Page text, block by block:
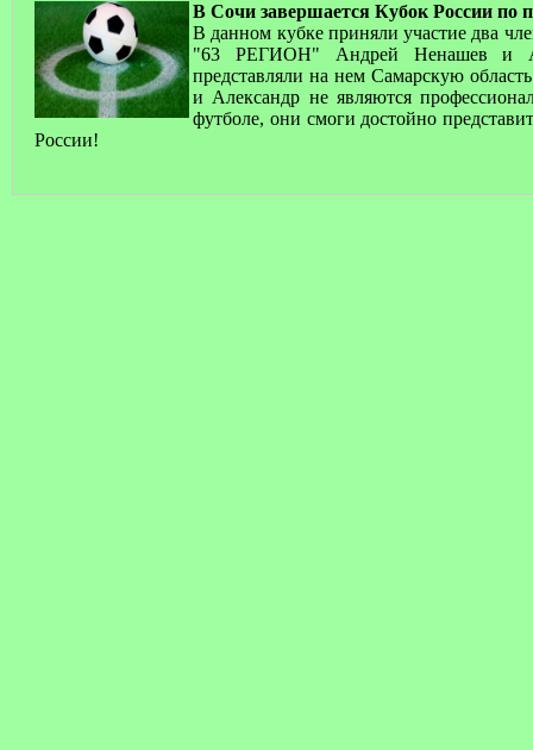
В Сочи завершается Кубок России по
В данном кубке приняли участие два
"63 РЕГИОН" Андрей Ненашев и
представляли на нем Самарскую
и Александр не являются
футболе, они смоги достойно
России!